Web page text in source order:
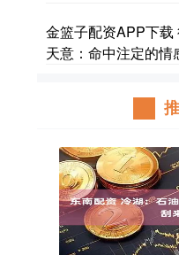
金篮子配资APP下
天意：命中注定的情